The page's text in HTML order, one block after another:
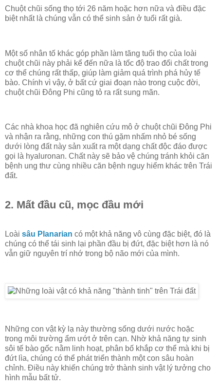
Chuột chũi sống thọ tới 26 năm hoặc hơn nữa và điều đặc
biệt nhất là chúng vẫn có thể sinh sản ở tuổi rất già.
Một số nhân tố khác góp phần làm tăng tuổi thọ của loài
chuột chũi này phải kể đến nữa là tốc độ trao đổi chất trong
cơ thể chúng rất thấp, giúp làm giảm quá trình phá hủy tế
bào. Chính vì vậy, ở bất cứ giai đoạn nào trong cuộc đời,
chuột chũi Đông Phi cũng tỏ ra rất sung mãn.
Các nhà khoa học đã nghiên cứu mô ở chuột chũi Đông Phi
và nhận ra rằng, những con thú gặm nhấm nhỏ bé sống
dưới lòng đất này sản xuất ra một dạng chất độc đáo được
gọi là hyaluronan. Chất này sẽ bảo vệ chúng tránh khỏi căn
bệnh ung thư cùng nhiều căn bệnh nguy hiểm khác trên Trái
đất.
2. Mất đầu cũ, mọc đầu mới
Loài sâu Planarian có một khả năng vô cùng đặc biệt, đó là
chúng có thể tái sinh lại phần đầu bị đứt, đặc biệt hơn là nó
vẫn giữ nguyên trí nhớ trong bộ não mới của mình.
Những con vật kỳ lạ này thường sống dưới nước hoặc
trong môi trường ẩm ướt ở trên cạn. Nhờ khả năng tự sinh
sôi tế bào gốc nằm linh hoạt, phân bố khắp cơ thể mà khi bị
đứt lìa, chúng có thể phát triển thành một con sâu hoàn
chỉnh. Điều này khiến chúng trở thành sinh vật lý tưởng cho
hình mẫu bất tử.